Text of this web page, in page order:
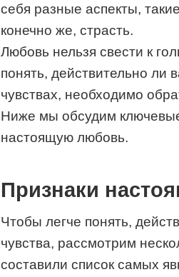
себя разные аспекты,
конечно же, страсть.
Любовь нельзя свести к
понять, действительно ли
чувствах, необходимо
Ниже мы обсудим
настоящую любовь.
Признаки
Чтобы легче понять,
чувства, рассмотрим
составили список самых